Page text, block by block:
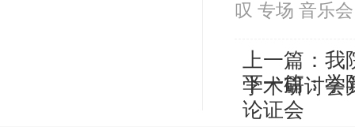
叹 专场 音乐
上一篇： 我
学术研讨会
下一篇：学
论证会